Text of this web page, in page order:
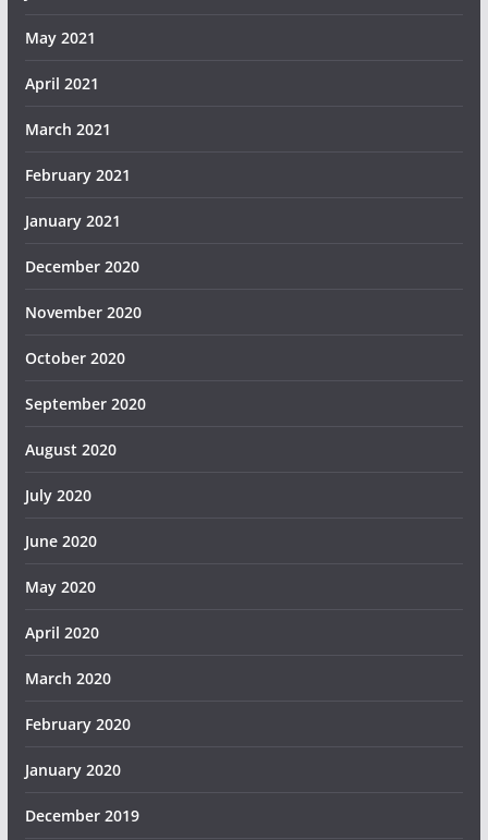
May 2021
April 2021
March 2021
February 2021
January 2021
December 2020
November 2020
October 2020
September 2020
August 2020
July 2020
June 2020
May 2020
April 2020
March 2020
February 2020
January 2020
December 2019